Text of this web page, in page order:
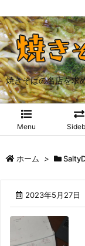
焼きそばの名店を求
Menu
ホーム >
2023年5月27日